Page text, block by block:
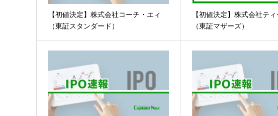
【初値決定】株式会社コーチ・エィ
（東証スタンダード）
【初値決定】株式会社テ
（東証マザーズ）